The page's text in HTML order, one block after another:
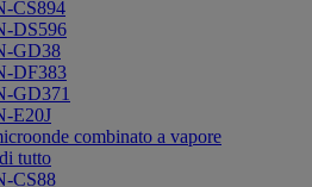
CS894
DS596
GD38
DF383
GD371
E20J
combinato a vapore
tutto
CS88